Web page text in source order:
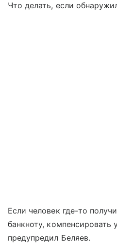
Что делать, если
Если человек где-то
банкноту, компенсировать
предупредил Беляев.